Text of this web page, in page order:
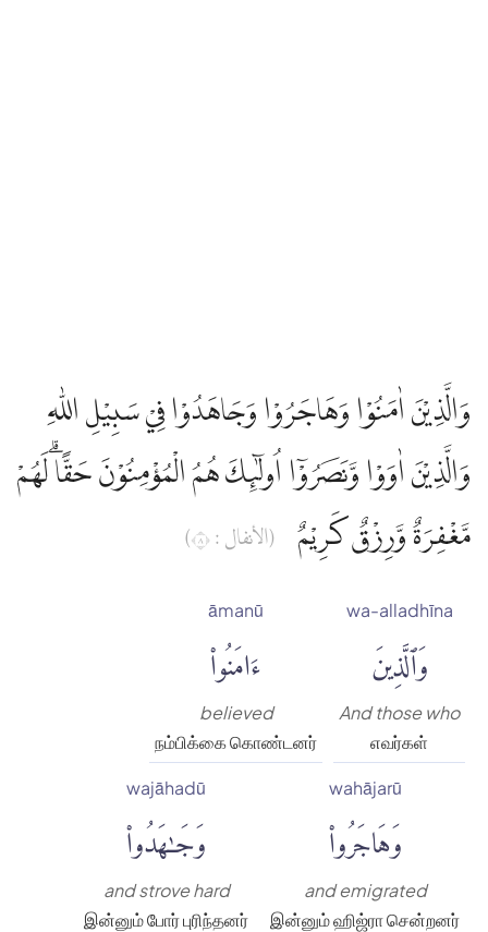
وَالَّذِيْنَ اٰمَنُوْا وَهَاجَرُوْا وَجَاهَدُوْا فِيْ سَبِيْلِ اللّٰهِ
وَالَّذِيْنَ اٰوَوْا وَّنَصَرُوْٓا اُولٰۤىِٕكَ هُمُ الْمُؤْمِنُوْنَ حَقًّاۗ لَهُمْ
مَّغْفِرَةٌ وَّرِزْقٌ كَرِيْمٌ
(الأنفال : ٨)
wa-alladhīna
وَٱلَّذِينَ
And those who
எவர்கள்
āmanū
ءَامَنُوا۟
believed
நம்பிக்கை கொண்டனர்
wahājarū
وَهَاجَرُوا۟
and emigrated
இன்னும் ஹிஜ்ரா சென்றனர்
wajāhadū
وَجَٰهَدُوا۟
and strove hard
இன்னும் போர் புரிந்தனர்